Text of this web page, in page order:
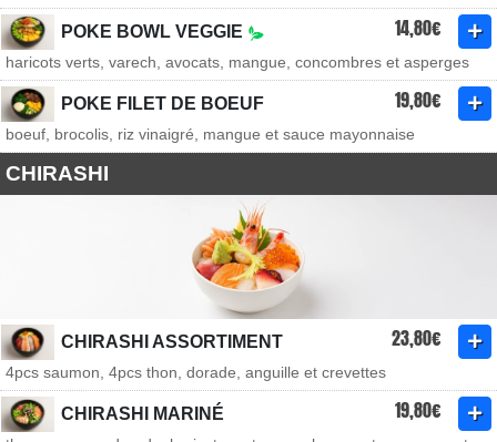
POKE BOWL VEGGIE 14,80€
haricots verts, varech, avocats, mangue, concombres et asperges
POKE FILET DE BOEUF 19,80€
boeuf, brocolis, riz vinaigré, mangue et sauce mayonnaise
CHIRASHI
CHIRASHI ASSORTIMENT 23,80€
4pcs saumon, 4pcs thon, dorade, anguille et crevettes
CHIRASHI MARINÉ 19,80€